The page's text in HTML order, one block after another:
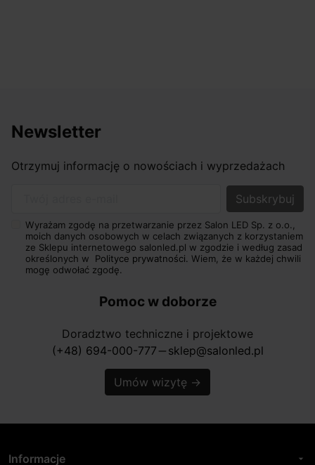
Newsletter
Otrzymuj informację o nowościach i wyprzedażach
Wyrażam zgodę na przetwarzanie przez Salon LED Sp. z o.o.,
moich danych osobowych w celach związanych z korzystaniem
ze Sklepu internetowego salonled.pl w zgodzie i według zasad
określonych w Polityce prywatności. Wiem, że w każdej chwili
mogę odwołać zgodę.
Pomoc w doborze
Doradztwo techniczne i projektowe
(+48) 694-000-777 horizontal_rule sklep@salonled.pl
Umów wizytę →
Informacje arrow_drop_down